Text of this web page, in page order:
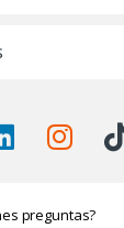
preguntas?